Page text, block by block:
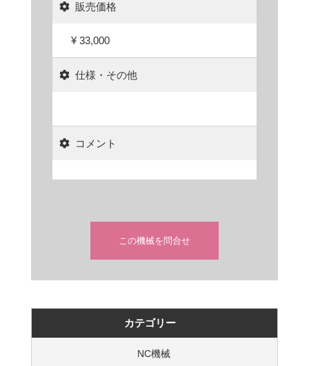
販売価格
¥ 33,000
仕様・その他
コメント
この機械を問合せ
カテゴリー
NC機械